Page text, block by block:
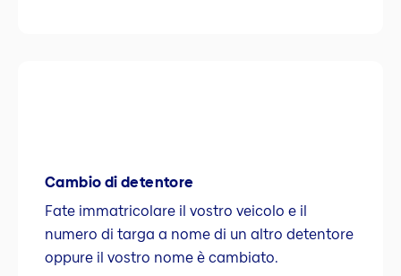
Cambio di detentore
Fate immatricolare il vostro veicolo e il
numero di targa a nome di un altro detentore
oppure il vostro nome è cambiato.